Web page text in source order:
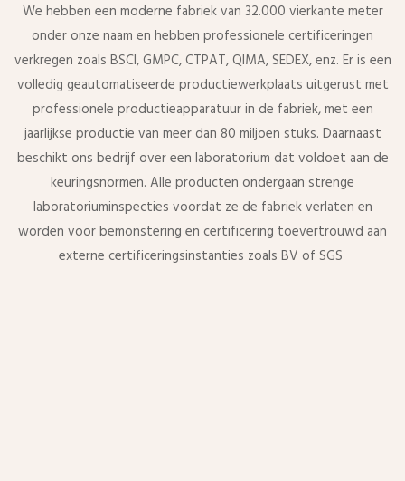
We hebben een moderne fabriek van 32.000 vierkante meter
onder onze naam en hebben professionele certificeringen
verkregen zoals BSCI, GMPC, CTPAT, QIMA, SEDEX, enz. Er is een
volledig geautomatiseerde productiewerkplaats uitgerust met
professionele productieapparatuur in de fabriek, met een
jaarlijkse productie van meer dan 80 miljoen stuks. Daarnaast
beschikt ons bedrijf over een laboratorium dat voldoet aan de
keuringsnormen. Alle producten ondergaan strenge
laboratoriuminspecties voordat ze de fabriek verlaten en
worden voor bemonstering en certificering toevertrouwd aan
externe certificeringsinstanties zoals BV of SGS